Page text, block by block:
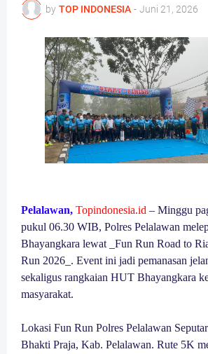
by TOP INDONESIA - Juni 21, 2026
Pelalawan, Topindonesia.id – Minggu
pukul 06.30 WIB, Polres Pelalawan
Bhayangkara lewat _Fun Run Road to
Run 2026_. Event ini jadi pemanasan
sekaligus rangkaian HUT Bhayangkara
masyarakat.
Lokasi Fun Run Polres Pelalawan
Bhakti Praja, Kab. Pelalawan. Rute 5K